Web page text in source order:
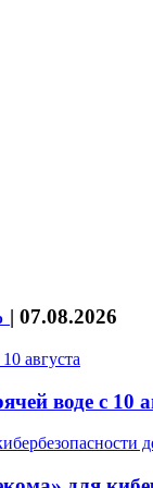
| 07.08.2026
воде с 10